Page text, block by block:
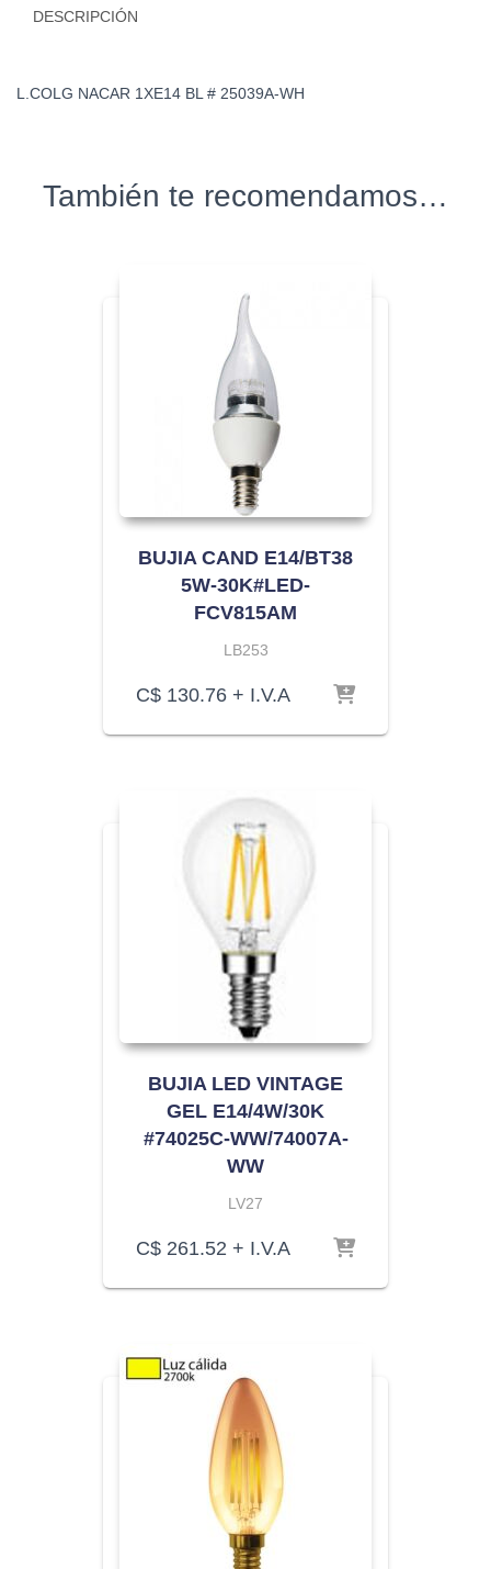
DESCRIPCIÓN
L.COLG NACAR 1XE14 BL # 25039A-WH
También te recomendamos…
BUJIA CAND E14/BT38
5W-30K#LED-
FCV815AM
LB253
C$ 130.76 + I.V.A
BUJIA LED VINTAGE
GEL E14/4W/30K
#74025C-WW/74007A-
WW
LV27
C$ 261.52 + I.V.A